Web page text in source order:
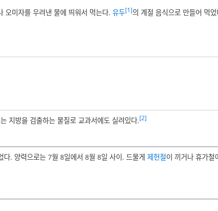
오미자를 우려낸 물에 띄워서 먹는다. 유두[1]의 계절 음식으로 만들어 먹
지방을 검출하는 물질로 교과서에도 실려있다.[2]
. 양력으로는 7월 8일에서 8월 8일 사이. 드물게 제헌절이 끼거나 휴가철